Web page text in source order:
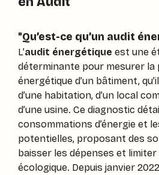
"Qu’est-ce qu’un audit
L’audit énergétique est une
déterminante pour mesurer
énergétique d’un bâtiment,
d’une habitation, d’un local
d’une usine. Ce diagnostic
consommations d’énergie et
potentielles, proposant des
baisser les dépenses et limiter
écologique. Depuis janvier